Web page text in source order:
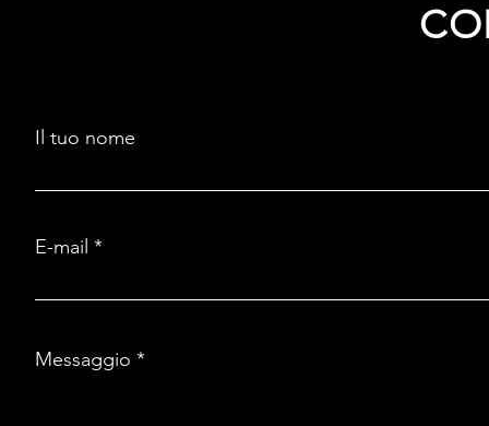
Il tuo nome
E-mail
Messaggio